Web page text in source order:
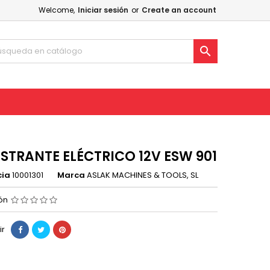
Welcome, Iniciar sesión or Create an account

ELÉCTRICO 12V ESW 901
10001301 Marca ASLAK MACHINES & TOOLS, SL